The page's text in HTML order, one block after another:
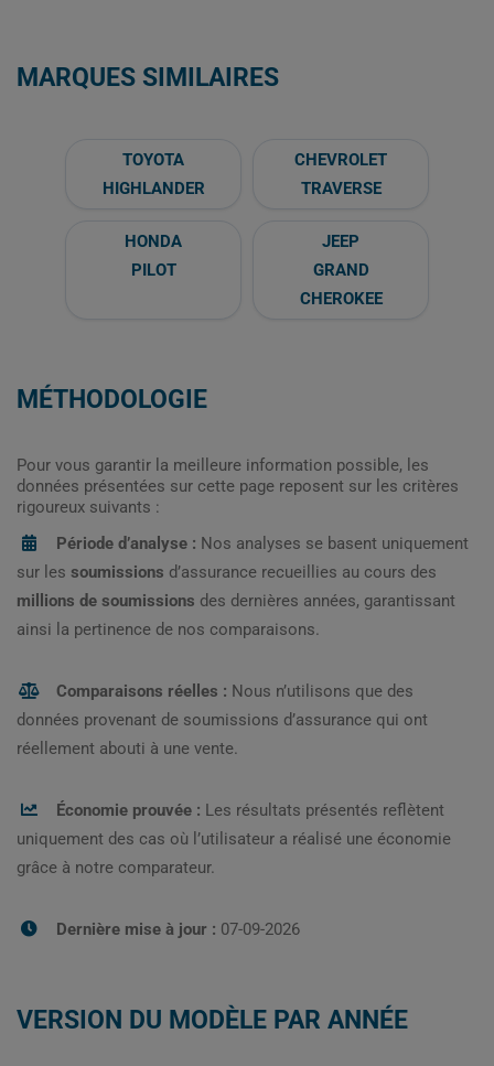
MARQUES SIMILAIRES
TOYOTA
HIGHLANDER
CHEVROLET
TRAVERSE
HONDA
PILOT
JEEP
GRAND
CHEROKEE
MÉTHODOLOGIE
Pour vous garantir la meilleure information possible, les
données présentées sur cette page reposent sur les critères
rigoureux suivants :
Période d’analyse : Nos analyses se basent uniquement
sur les soumissions d’assurance recueillies au cours des
millions de soumissions des dernières années, garantissant
ainsi la pertinence de nos comparaisons.
Comparaisons réelles : Nous n’utilisons que des
données provenant de soumissions d’assurance qui ont
réellement abouti à une vente.
Économie prouvée : Les résultats présentés reflètent
uniquement des cas où l’utilisateur a réalisé une économie
grâce à notre comparateur.
Dernière mise à jour : 07-09-2026
VERSION DU MODÈLE PAR ANNÉE